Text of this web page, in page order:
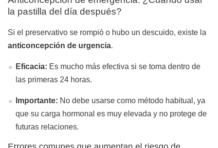
la pastilla del día después?
Si el preservativo se rompió o hubo un descuido, existe la
anticoncepción de urgencia.
Eficacia: Es mucho más efectiva si se toma dentro de
las primeras 24 horas.
Importante: No debe usarse como método habitual, ya
que su carga hormonal es muy elevada y no protege de
futuras relaciones.